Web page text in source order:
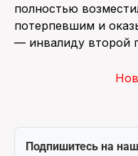
полностью
потерпевшим и
— инвалиду второй
Подпишитесь на